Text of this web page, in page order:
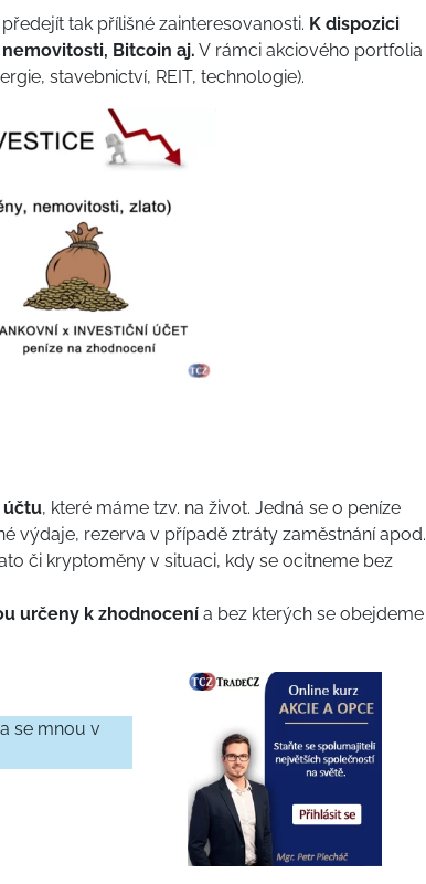
tak přílišné zainteresovanosti. K dispozici
Bitcoin aj. V rámci akciového portfolia
stavebnictví, REIT, technologie).
účtu, které máme tzv. na život. Jedná se o peníze
výdaje, rezerva v případě ztráty zaměstnání apod.
či kryptoměny v situaci, kdy se ocitneme bez
určeny k zhodnocení a bez kterých se obejdeme
se mnou v